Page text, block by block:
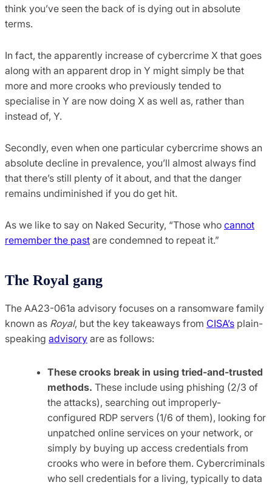
think you’ve seen the back of is dying out in absolute
terms.
In fact, the apparently increase of cybercrime X that goes
along with an apparent drop in Y might simply be that
more and more crooks who previously tended to
specialise in Y are now doing X as well as, rather than
instead of, Y.
Secondly, even when one particular cybercrime shows an
absolute decline in prevalence, you’ll almost always find
that there’s still plenty of it about, and that the danger
remains undiminished if you do get hit.
As we like to say on Naked Security, “Those who cannot
remember the past are condemned to repeat it.”
The Royal gang
The AA23-061a advisory focuses on a ransomware family
known as Royal, but the key takeaways from CISA’s plain-
speaking advisory are as follows:
These crooks break in using tried-and-trusted
methods. These include using phishing (2/3 of
the attacks), searching out improperly-
configured RDP servers (1/6 of them), looking for
unpatched online services on your network, or
simply by buying up access credentials from
crooks who were in before them. Cybercriminals
who sell credentials for a living, typically to data